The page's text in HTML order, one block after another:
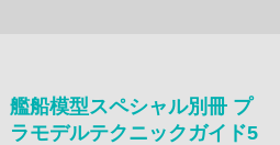
艦船模型スペシャル別冊 プ
ラモデルテクニックガイド5